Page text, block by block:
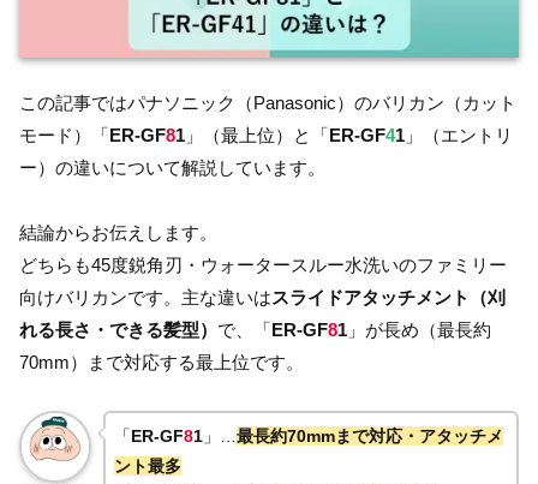
この記事ではパナソニック（Panasonic）のバリカン（カット
モード）「ER-GF81 」（最上位）と「ER-GF41 」（エントリ
ー）の違いについて解説しています。
結論からお伝えします。
どちらも45度鋭角刃・ウォータースルー水洗いのファミリー
向けバリカンです。主な違いはスライドアタッチメント（刈
れる長さ・できる髪型） で、「ER-GF81 」が長め（最長約
70mm）まで対応する最上位です。
「ER-GF81 」… 最長約70mmまで対応・アタッチメ
ント最多